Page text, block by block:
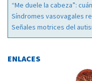
“Me duele la cabeza”:
Síndromes vasovagales
Señales motrices del
ENLACES